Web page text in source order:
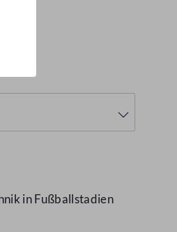
in Fußballstadien